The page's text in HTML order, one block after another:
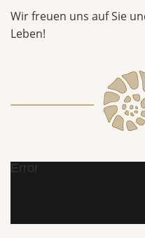
Wir freuen uns auf Sie
Leben!
Error